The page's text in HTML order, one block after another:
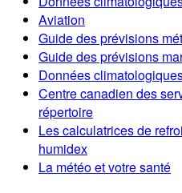
Aviation
Guide des prévisions
Guide des prévisions
Données
Centre canadien des
répertoire
Les calculatrices de
humidex
La météo et votre santé